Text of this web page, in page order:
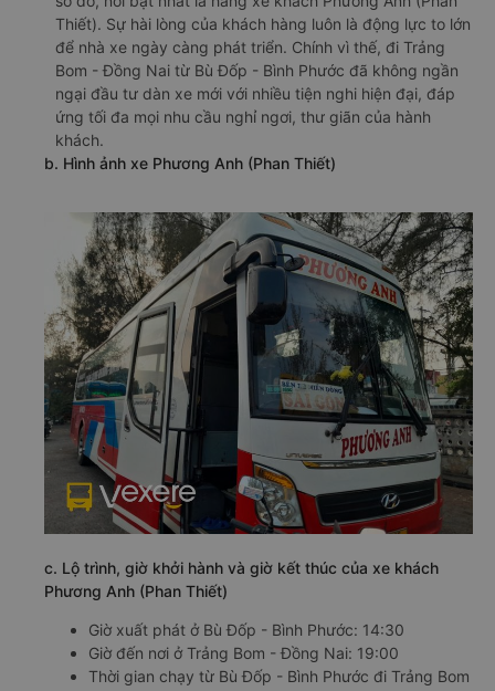
Thiết). Sự hài lòng của khách hàng luôn là động lực to lớn
để nhà xe ngày càng phát triển. Chính vì thế, đi Trảng
Bom - Đồng Nai từ Bù Đốp - Bình Phước đã không ngần
ngại đầu tư dàn xe mới với nhiều tiện nghi hiện đại, đáp
ứng tối đa mọi nhu cầu nghỉ ngơi, thư giãn của hành
khách.
b. Hình ảnh xe Phương Anh (Phan Thiết)
c. Lộ trình, giờ khởi hành và giờ kết thúc của xe khách
Phương Anh (Phan Thiết)
Giờ xuất phát ở Bù Đốp - Bình Phước: 14:30
Giờ đến nơi ở Trảng Bom - Đồng Nai: 19:00
Thời gian chạy từ Bù Đốp - Bình Phước đi Trảng Bom